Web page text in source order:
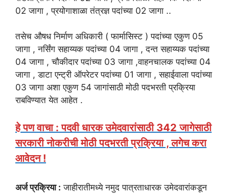
02 जागा , प्रयोगाशाळा तंत्रज्ञ पदांच्या 02 जागा ..
तसेच औषध निर्माण अधिकारी ( फार्मासिस्ट ) पदांच्या एकुण 05
जागा , नर्सिंग सहाय्यक पदांच्या 04 जागा , दन्त सहाय्यक पदांच्या
04 जागा , चौकीदार पदांच्या 03 जागा ,वाहनचालक पदांच्या 04
जागा , डाटा एन्ट्री ऑपरेटर पदांच्या 01 जागा , सहाईवाला पदांच्या
03 जागा अशा एकुण 54 जागांसाठी मोठी पदभरती प्रक्रिया
राबविण्यात येत आहेत .
हे पण वाचा : पदवी धारक उमेदवारांसाठी 342 जागेसाठी
सरकारी नोकरीची मोठी पदभरती प्रक्रिया , लगेच करा
आवेदन !
अर्ज प्रक्रिया : जाहीरातीमध्ये नमुद पात्रताधारक उमेदवारांकडून